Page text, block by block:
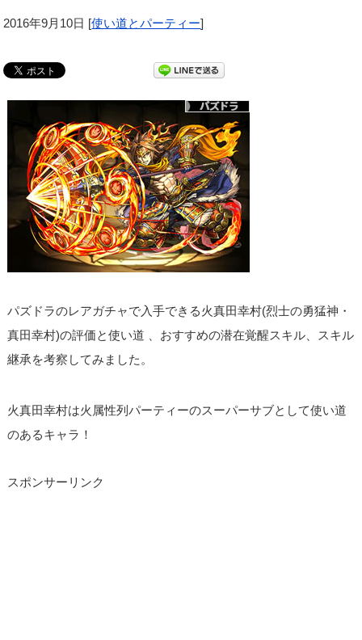
2016年9月10日 [使い道とパーティー]
パズドラのレアガチャで入手できる火真田幸村(烈士の勇猛神・
真田幸村)の評価と使い道 、おすすめの潜在覚醒スキル、スキル
継承を考察してみました。
火真田幸村は火属性列パーティーのスーパーサブとして使い道
のあるキャラ！
スポンサーリンク